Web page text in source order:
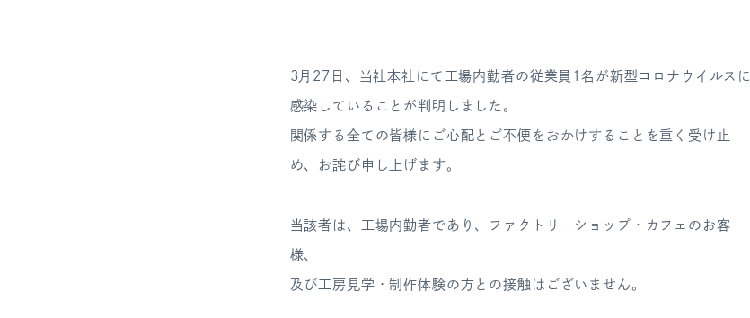
3月27日、当社本社にて工場内勤者の従業員1名が新型コロナウイルスに
感染していることが判明しました。
関係する全ての皆様にご心配とご不便をおかけすることを重く受け止
め、お詫び申し上げます。
当該者は、工場内勤者であり、ファクトリーショップ・カフェのお客
様、
及び工房見学・制作体験の方との接触はございません。